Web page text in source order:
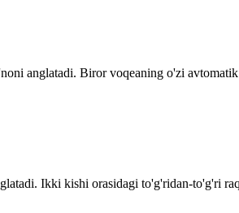
anglatadi. Biror voqeaning o'zi
Ikki kishi orasidagi to'g'ridan-to'g'ri